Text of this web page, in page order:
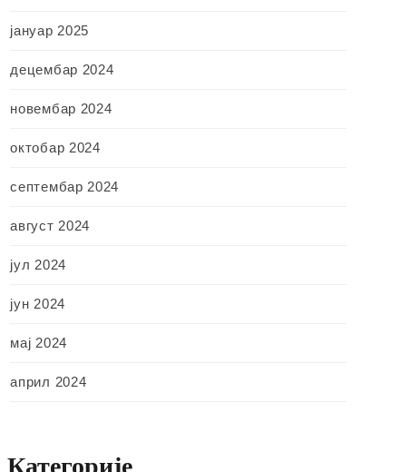
јануар 2025
децембар 2024
новембар 2024
октобар 2024
септембар 2024
август 2024
јул 2024
јун 2024
мај 2024
април 2024
Категорије